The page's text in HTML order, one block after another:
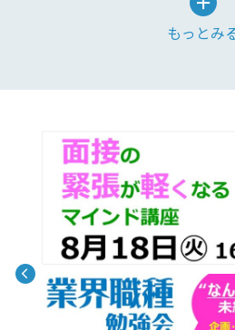
もっとみ